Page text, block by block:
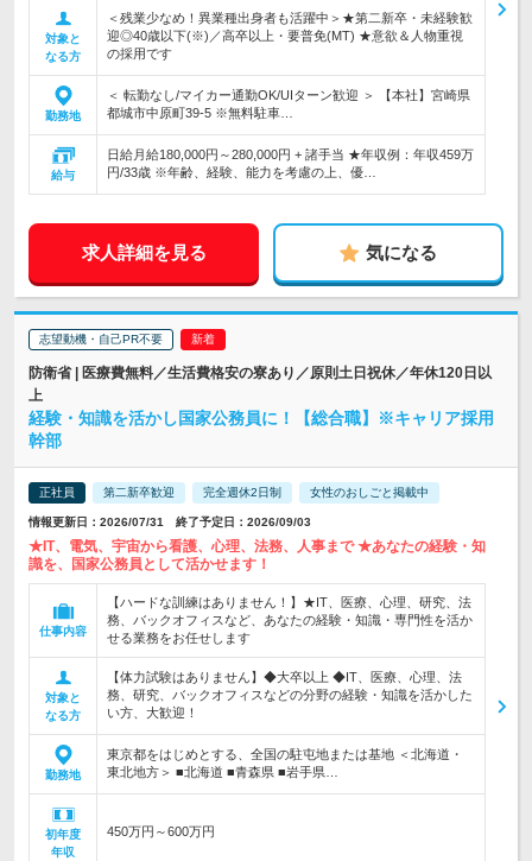
対象と
なる方
＜残業少なめ！異業種出身者も活躍中＞★第二新卒・未経験歓
迎◎40歳以下(※)／高卒以上・要普免(MT) ★意欲＆人物重視
の採用です
勤務地
＜ 転勤なし/マイカー通勤OK/UIターン歓迎 ＞ 【本社】宮崎県
都城市中原町39-5 ※無料駐車…
給与
日給月給180,000円～280,000円 + 諸手当 ★年収例：年収459万
円/33歳 ※年齢、経験、能力を考慮の上、優…
求人詳細を見る 気になる
志望動機・自己PR不要
防衛省 | 医療費無料／生活費格安の寮あり／原則土日祝休／年休120日以
上
経験・知識を活かし国家公務員に！【総合職】※キャリア採用
幹部
正社員 第二新卒歓迎 完全週休2日制 女性のおしごと掲載中
情報更新日：2026/07/31 終了予定日：2026/09/03
★IT、電気、宇宙から看護、心理、法務、人事まで ★あなたの経験・知
識を、国家公務員として活かせます！
仕事内容
【ハードな訓練はありません！】★IT、医療、心理、研究、法
務、バックオフィスなど、あなたの経験・知識・専門性を活か
せる業務をお任せします
対象と
なる方
【体力試験はありません】◆大卒以上 ◆IT、医療、心理、法
務、研究、バックオフィスなどの分野の経験・知識を活かした
い方、大歓迎！
勤務地
東京都をはじめとする、全国の駐屯地または基地 ＜北海道・
東北地方＞ ■北海道 ■青森県 ■岩手県…
初年度
年収
450万円～600万円